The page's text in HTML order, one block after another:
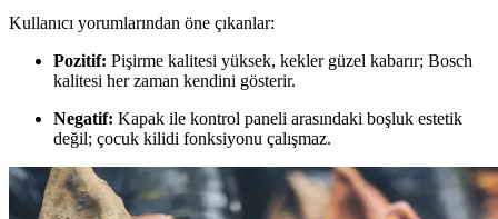
Kullanıcı yorumlarından öne çıkanlar:
Pozitif: Pişirme kalitesi yüksek, kekler güzel kabarır; Bosch
kalitesi her zaman kendini gösterir.
Negatif: Kapak ile kontrol paneli arasındaki boşluk estetik
değil; çocuk kilidi fonksiyonu çalışmaz.